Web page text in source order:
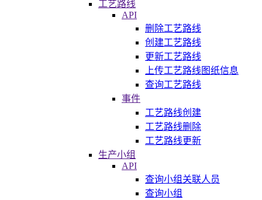
工艺路线
API
删除工艺路线
创建工艺路线
更新工艺路线
上传工艺路线图纸信息
查询工艺路线
事件
工艺路线创建
工艺路线删除
工艺路线更新
生产小组
API
查询小组关联人员
查询小组